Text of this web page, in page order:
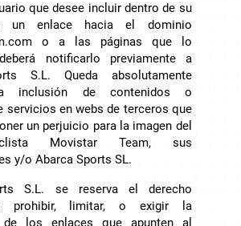
que desee incluir dentro de su
un enlace hacia el dominio
o a las páginas que lo
notificarlo previamente a
S.L. Queda absolutamente
inclusión de contenidos o
servicios en webs de terceros que
un perjuicio para la imagen del
Movistar Team, sus
y/o Abarca Sports SL.
S.L. se reserva el derecho
prohibir, limitar, o exigir la
de los enlaces que apunten al